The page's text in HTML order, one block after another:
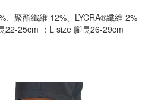
、聚酯纖維 12%、LYCRA®纖維 2%
22-25cm ；L size 腳長26-29cm